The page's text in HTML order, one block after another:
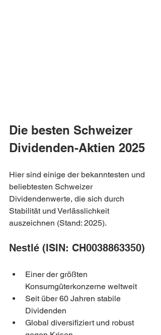
Die besten Schweizer
Dividenden-Aktien 2025
Hier sind einige der bekanntesten und
beliebtesten Schweizer
Dividendenwerte, die sich durch
Stabilität und Verlässlichkeit
auszeichnen (Stand: 2025).
Nestlé (ISIN: CH0038863350)
Einer der größten
Konsumgüterkonzerne weltweit
Seit über 60 Jahren stabile
Dividenden
Global diversifiziert und robust